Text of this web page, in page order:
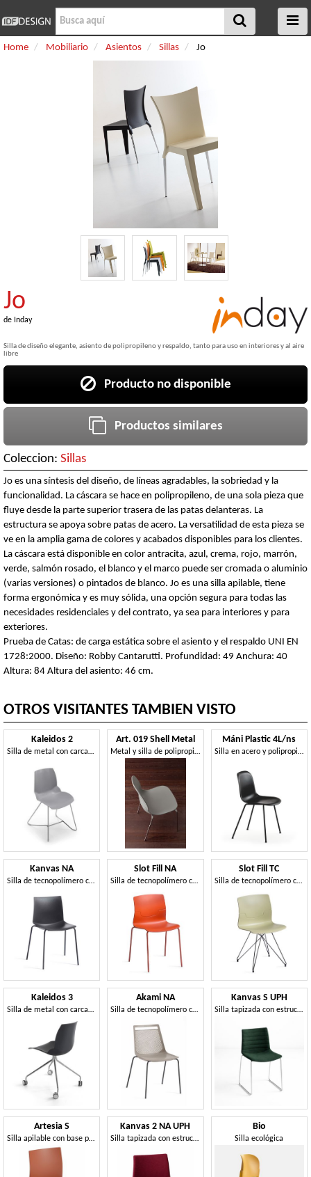
Home Mobiliario Asientos Sillas Jo
Jo
de Inday
Silla de diseño elegante, asiento de polipropileno y respaldo, tanto para uso en interiores y al aire
libre
Producto no disponible
Productos similares
Coleccion: Sillas
Jo es una síntesis del diseño, de líneas agradables, la sobriedad y la
funcionalidad. La cáscara se hace en polipropileno, de una sola pieza que
fluye desde la parte superior trasera de las patas delanteras. La
estructura se apoya sobre patas de acero. La versatilidad de esta pieza se
ve en la amplia gama de colores y acabados disponibles para los clientes.
La cáscara está disponible en color antracita, azul, crema, rojo, marrón,
verde, salmón rosado, el blanco y el marco puede ser cromada o aluminio
(varias versiones) o pintados de blanco. Jo es una silla apilable, tiene
forma ergonómica y es muy sólida, una opción segura para todas las
necesidades residenciales y del contrato, ya sea para interiores y para
exteriores.
Prueba de Catas: de carga estática sobre el asiento y el respaldo UNI EN
1728:2000. Diseño: Robby Cantarutti. Profundidad: 49 Anchura: 40
Altura: 84 Altura del asiento: 46 cm.
OTROS VISITANTES TAMBIEN VISTO
Kaleidos 2
Silla de metal con carcasa de tecnopolímero, para uso contract
Art. 019 Shell Metal
Metal y silla de polipropileno, apilable
Máni Plastic 4L/ns
Silla en acero y polipropileno, en varios colores
Kanvas NA
Silla de tecnopolímero con estructura metálica de cuatro patas
Slot Fill NA
Silla de tecnopolímero con estructura metálica de cuatro patas
Slot Fill TC
Silla de tecnopolímero con estructura de celosía
Kaleidos 3
Silla de metal con carcasa de tecnopolímero, con ruedas
Akami NA
Silla de tecnopolímero con estructura metálica de 4 patas
Kanvas S UPH
Silla tapizada con estructura patín en varilla metálica
Artesia S
Silla apilable con base patín de tecnopolímero
Kanvas 2 NA UPH
Silla tapizada con estructura metálica de cuatro patas
Bio
Silla ecológica